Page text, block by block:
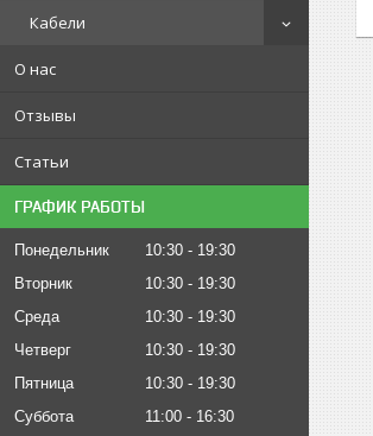
Кабели
О нас
Отзывы
Статьи
ГРАФИК РАБОТЫ
Понедельник 10:30
19:30
Вторник
10:30
19:30
Среда
10:30
19:30
Четверг
10:30
19:30
Пятница
10:30
19:30
Суббота
11:00
16:30